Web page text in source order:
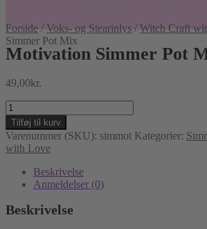
Forside /Voks- og Stearinlys /Witch Craft
Simmer Pot Mix
Motivation Simmer Pot
49,00kr.
Motivation
Simmer
Pot
Mix
antal
Tilføj til kurv
Varenummer (SKU): simmot Kategorier:
with Love
Beskrivelse
Anmeldelser (0)
Beskrivelse